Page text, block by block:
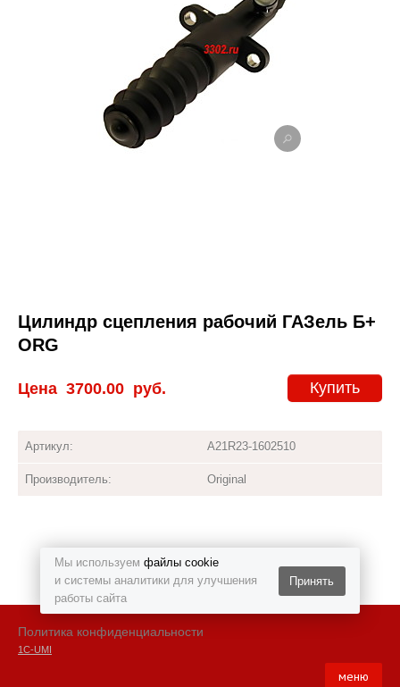
Мы используем файлы cookie
и системы аналитики для улучшения
работы сайта
Принять
Цилиндр сцепления рабочий ГАЗель Б+
ORG
Купить
Цена 3700.00 руб.
Артикул: A21R23-1602510
Производитель: Original
Политика конфиденциальности
1С-UMI
меню